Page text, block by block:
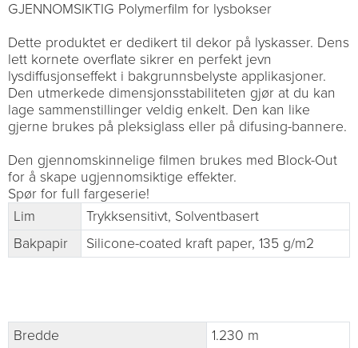
GJENNOMSIKTIG Polymerfilm for lysbokser
Dette produktet er dedikert til dekor på lyskasser. Dens
lett kornete overflate sikrer en perfekt jevn
lysdiffusjonseffekt i bakgrunnsbelyste applikasjoner.
Den utmerkede dimensjonsstabiliteten gjør at du kan
lage sammenstillinger veldig enkelt. Den kan like
gjerne brukes på pleksiglass eller på difusing-bannere.
Den gjennomskinnelige filmen brukes med Block-Out
for å skape ugjennomsiktige effekter.
Spør for full fargeserie!
Lim
Trykksensitivt, Solventbasert
Bakpapir
Silicone-coated kraft paper, 135 g/m2
Bredde
1.230 m